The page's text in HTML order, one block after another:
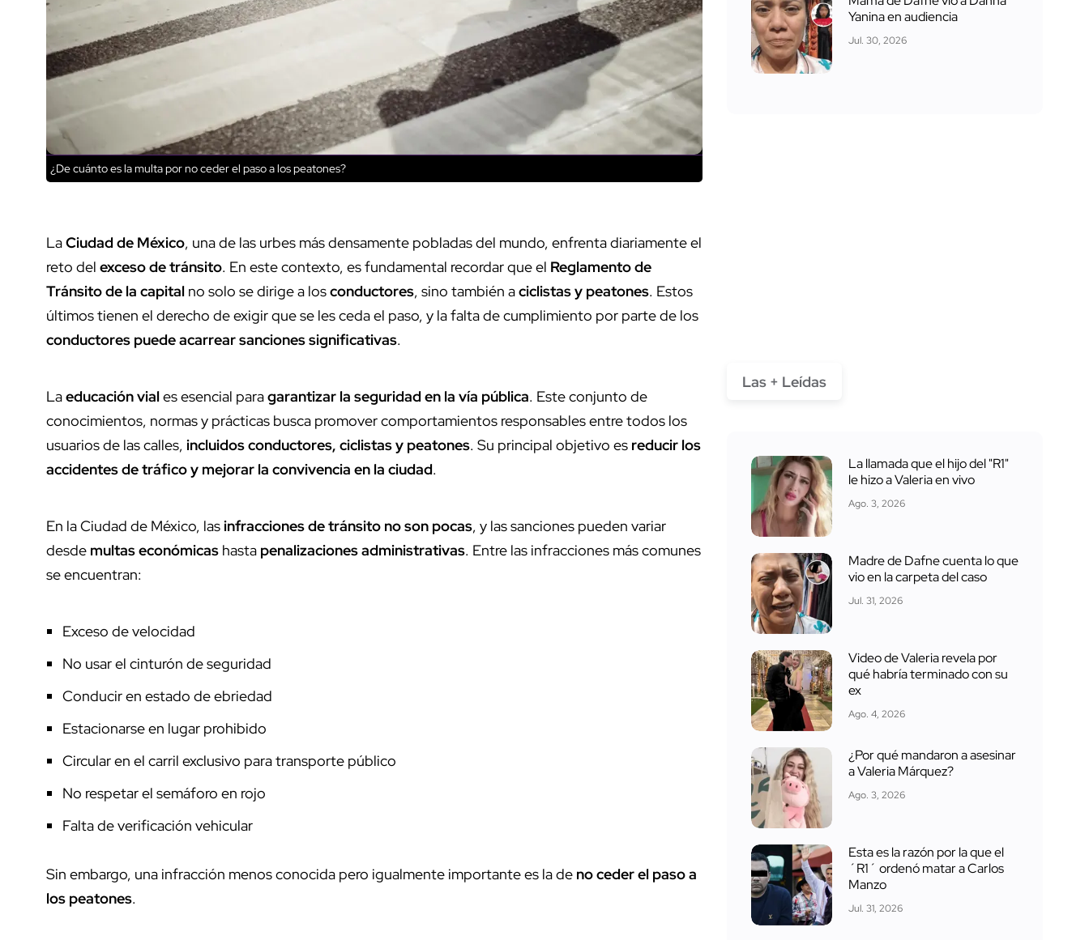
¿De cuánto es la multa por no ceder el paso a los peatones?
LaCiudad de México, una de las urbes más densamente pobladas del mundo, enfrenta diariamente el
reto del exceso de tránsito. En este contexto, es fundamental recordar que el Reglamento de
Tránsito de la capital no solo se dirige a losconductores, sino también aciclistas y peatones. Estos
últimos tienen el derecho de exigir que se les ceda el paso, y la falta de cumplimiento por parte de los
conductores puede acarrear sanciones significativas.
Laeducación viales esencial paragarantizar la seguridad en la vía pública. Este conjunto de
conocimientos, normas y prácticas busca promover comportamientos responsables entre todos los
usuarios de las calles, incluidos conductores, ciclistas y peatones. Su principal objetivo es reducir los
accidentes de tráfico y mejorar la convivencia en la ciudad.
En la Ciudad de México, lasinfracciones de tránsito no son pocas, y las sanciones pueden variar
desde multas económicas hasta penalizaciones administrativas. Entre las infracciones más comunes
se encuentran:
Exceso de velocidad
No usar el cinturón de seguridad
Conducir en estado de ebriedad
Estacionarse en lugar prohibido
Circular en el carril exclusivo para transporte público
No respetar el semáforo en rojo
Falta de verificación vehicular
Sin embargo, una infracción menos conocida pero igualmente importante es la de no ceder el paso a
los peatones.
Yanina en audiencia
Jul. 30, 2026
Las + Leídas
La llamada que el hijo del "R1"
le hizo a Valeria en vivo
Ago. 3, 2026
Madre de Dafne cuenta lo que
vio en la carpeta del caso
Jul. 31, 2026
Video de Valeria revela por
qué habría terminado con su
ex
Ago. 4, 2026
¿Por qué mandaron a asesinar
a Valeria Márquez?
Ago. 3, 2026
Esta es la razón por la que el
´R1´ ordenó matar a Carlos
Manzo
Jul. 31, 2026